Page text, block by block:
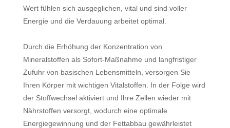
Wert fühlen sich ausgeglichen, vital und sind voller
Energie und die Verdauung arbeitet optimal.
Durch die Erhöhung der Konzentration von
Mineralstoffen als Sofort-Maßnahme und langfristiger
Zufuhr von basischen Lebensmitteln, versorgen Sie
Ihren Körper mit wichtigen Vitalstoffen. In der Folge wird
der Stoffwechsel aktiviert und Ihre Zellen wieder mit
Nährstoffen versorgt, wodurch eine optimale
Energiegewinnung und der Fettabbau gewährleistet